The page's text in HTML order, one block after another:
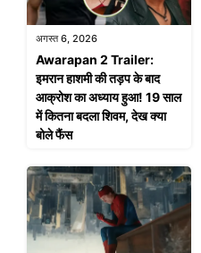
अगस्त 6, 2026
Awarapan 2 Trailer:
इमरान हाशमी की तड़प के बाद
आक्रोश का अध्याय हुआ! 19 साल
में कितना बदला शिवम, देख क्या
बोले फैंस